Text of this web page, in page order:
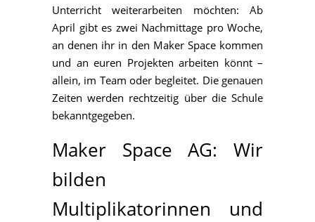
Unterricht weiterarbeiten möchten: Ab
April gibt es zwei Nachmittage pro Woche,
an denen ihr in den Maker Space kommen
und an euren Projekten arbeiten könnt –
allein, im Team oder begleitet. Die genauen
Zeiten werden rechtzeitig über die Schule
bekanntgegeben.
Maker Space AG: Wir
bilden
Multiplikatorinnen und